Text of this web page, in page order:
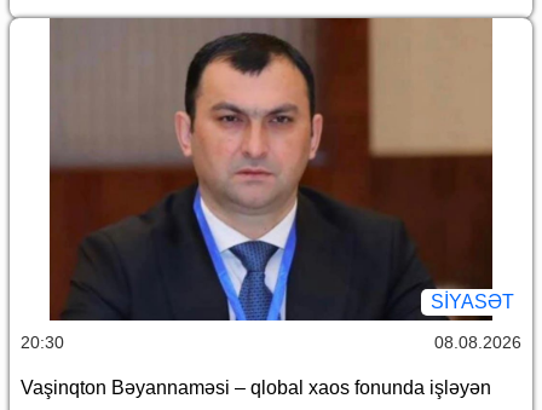
SİYASƏT
20:30 08.08.2026
Vaşinqton Bəyannaməsi – qlobal xaos fonunda işləyən